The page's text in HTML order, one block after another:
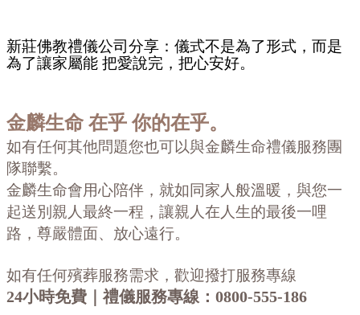
新莊佛教禮儀公司分享：儀式不是為了形式，而是
為了讓家屬能 把愛說完，把心安好。
金麟生命在乎 你的在乎。
如有任何其他問題您也可以與金麟生命禮儀服務團
隊聯繫。
金麟生命會用心陪伴，就如同家人般溫暖，與您一
起送別親人最終一程，讓親人在人生的最後一哩
路，尊嚴體面、放心遠行。
如有任何殯葬服務需求，歡迎撥打服務專線
24小時免費｜禮儀服務專線： 0800-555-186